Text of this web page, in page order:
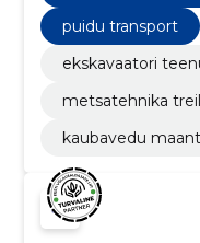
puidu transport
ekskavaatori
metsatehnika
kaubavedu